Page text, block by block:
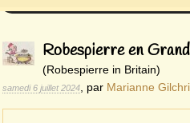
Robespierre en
(Robespierre in Britain)
samedi 6 juillet 2024 par Marianne